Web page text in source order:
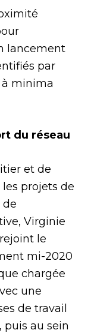
lancement
par
à minima
du réseau
et de
projets de
de
Virginie
le
mi-2020
chargée
une
de travail
au sein